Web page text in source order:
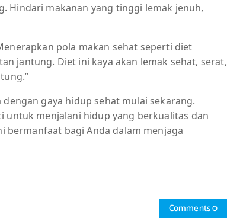
Hindari makanan yang tinggi lemak jenuh,
pola makan sehat seperti diet
jantung. Diet ini kaya akan lemak sehat, serat,
gaya hidup sehat mulai sekarang.
untuk menjalani hidup yang berkualitas dan
bermanfaat bagi Anda dalam menjaga
Comments 0